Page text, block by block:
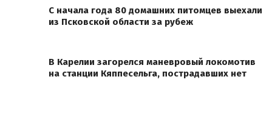
С начала года 80 домашних питомцев выехали
из Псковской области за рубеж
В Карелии загорелся маневровый локомотив
на станции Кяппесельга, пострадавших нет